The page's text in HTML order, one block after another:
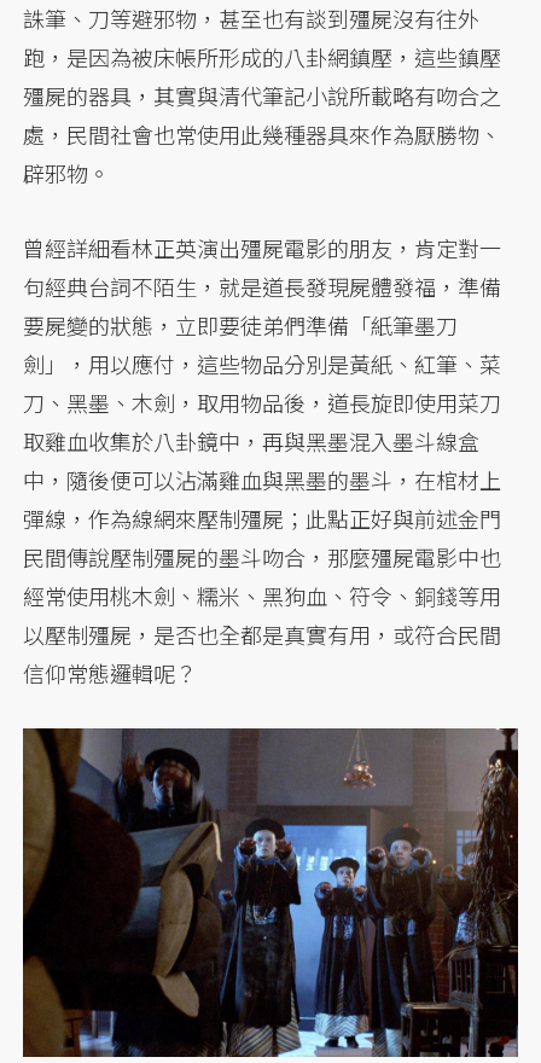
誅筆、刀等避邪物，甚至也有談到殭屍沒有往外
跑，是因為被床帳所形成的八卦網鎮壓，這些鎮壓
殭屍的器具，其實與清代筆記小說所載略有吻合之
處，民間社會也常使用此幾種器具來作為厭勝物、
辟邪物。
曾經詳細看林正英演出殭屍電影的朋友，肯定對一
句經典台詞不陌生，就是道長發現屍體發福，準備
要屍變的狀態，立即要徒弟們準備「紙筆墨刀
劍」，用以應付，這些物品分別是黃紙、紅筆、菜
刀、黑墨、木劍，取用物品後，道長旋即使用菜刀
取雞血收集於八卦鏡中，再與黑墨混入墨斗線盒
中，隨後便可以沾滿雞血與黑墨的墨斗，在棺材上
彈線，作為線網來壓制殭屍；此點正好與前述金門
民間傳說壓制殭屍的墨斗吻合，那麼殭屍電影中也
經常使用桃木劍、糯米、黑狗血、符令、銅錢等用
以壓制殭屍，是否也全都是真實有用，或符合民間
信仰常態邏輯呢？